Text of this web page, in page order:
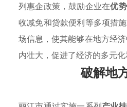
列惠企政策，鼓励企业在优
收减免和贷款便利等多项措
场信息，使其能够在地方经
内壮大，促进了经济的多元化
破解地